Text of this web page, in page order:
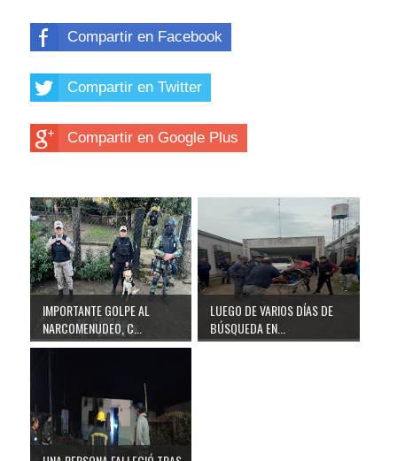
Compartir en Facebook
Compartir en Twitter
Compartir en Google Plus
IMPORTANTE GOLPE AL
NARCOMENUDEO, C...
LUEGO DE VARIOS DÍAS DE
BÚSQUEDA EN...